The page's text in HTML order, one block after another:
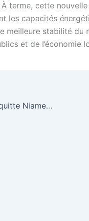
terme, cette
les capacités
meilleure stabilité
et de l’économie
Le Premier ministre quitte Niamey au terme d’une visite officielle au Niger